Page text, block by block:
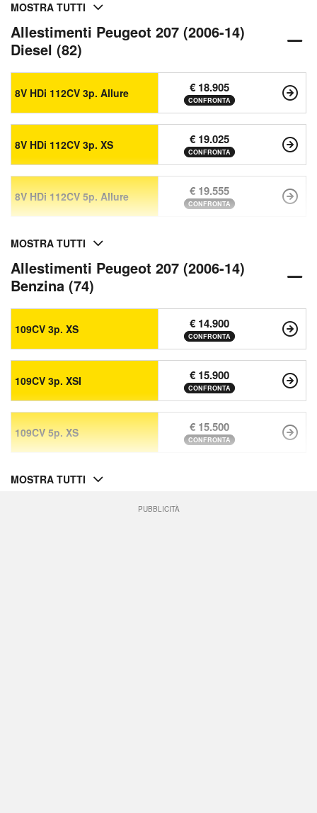
MOSTRA TUTTI
Allestimenti Peugeot 207 (2006-14)
Diesel (82)
8V HDi 112CV 3p. Allure € 18.905
CONFRONTA
8V HDi 112CV 3p. XS € 19.025
CONFRONTA
8V HDi 112CV 5p. Allure € 19.555
CONFRONTA
MOSTRA TUTTI
Allestimenti Peugeot 207 (2006-14)
Benzina (74)
109CV 3p. XS € 14.900
CONFRONTA
109CV 3p. XSI € 15.900
CONFRONTA
109CV 5p. XS € 15.500
CONFRONTA
MOSTRA TUTTI
PUBBLICITÀ